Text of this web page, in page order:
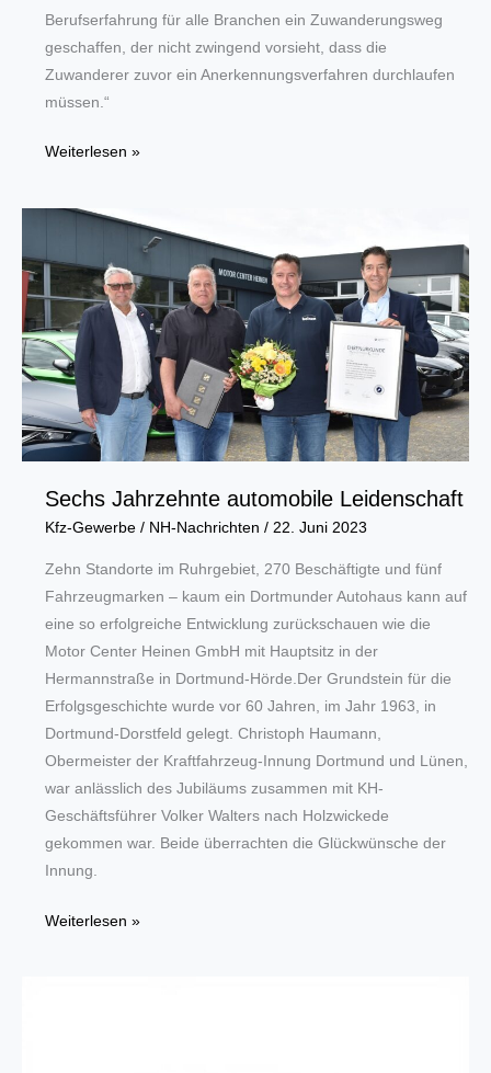
Berufserfahrung für alle Branchen ein Zuwanderungsweg
geschaffen, der nicht zwingend vorsieht, dass die
Zuwanderer zuvor ein Anerkennungsverfahren durchlaufen
müssen.“
Fachkräfteeinwanderungsgesetz
unbürokratisch
Weiterlesen »
Sechs Jahrzehnte automobile Leidenschaft
Kfz-Gewerbe/ NH-Nachrichten / 22. Juni 2023
Zehn Standorte im Ruhrgebiet, 270 Beschäftigte und fünf
Fahrzeugmarken – kaum ein Dortmunder Autohaus kann auf
eine so erfolgreiche Entwicklung zurückschauen wie die
Motor Center Heinen GmbH mit Hauptsitz in der
Hermannstraße in Dortmund-Hörde.Der Grundstein für die
Erfolgsgeschichte wurde vor 60 Jahren, im Jahr 1963, in
Dortmund-Dorstfeld gelegt. Christoph Haumann,
Obermeister der Kraftfahrzeug-Innung Dortmund und Lünen,
war anlässlich des Jubiläums zusammen mit KH-
Geschäftsführer Volker Walters nach Holzwickede
gekommen war. Beide überrachten die Glückwünsche der
Innung.
Sechs
Weiterlesen »